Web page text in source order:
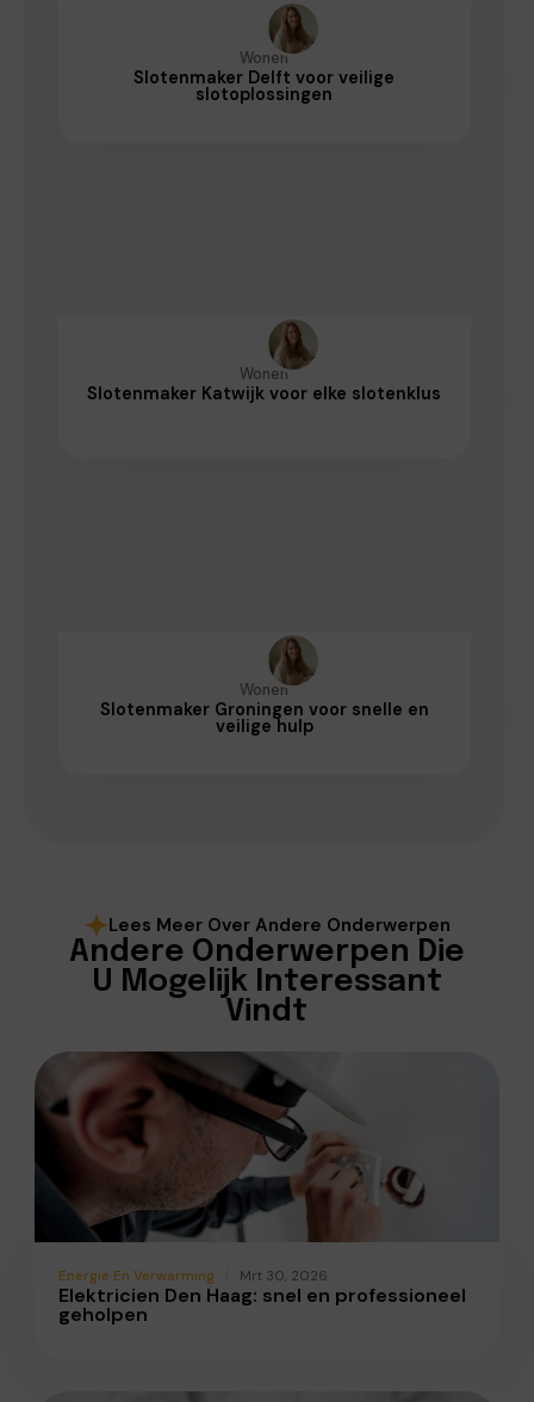
Wonen
Slotenmaker Delft voor veilige
slotoplossingen
Wonen
Slotenmaker Katwijk voor elke slotenklus
Wonen
Slotenmaker Groningen voor snelle en
veilige hulp
Lees Meer Over Andere Onderwerpen
Andere Onderwerpen Die
U Mogelijk Interessant
Vindt
Energie En Verwarming Mrt 30, 2026
Elektricien Den Haag: snel en professioneel
geholpen